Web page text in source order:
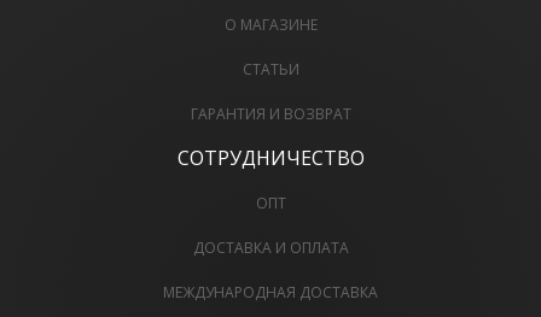
О МАГАЗИНЕ
СТАТЬИ
ГАРАНТИЯ И ВОЗВРАТ
СОТРУДНИЧЕСТВО
ОПТ
ДОСТАВКА И ОПЛАТА
МЕЖДУНАРОДНАЯ ДОСТАВКА